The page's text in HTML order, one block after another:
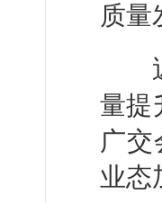
质量
近
量提
广
业态